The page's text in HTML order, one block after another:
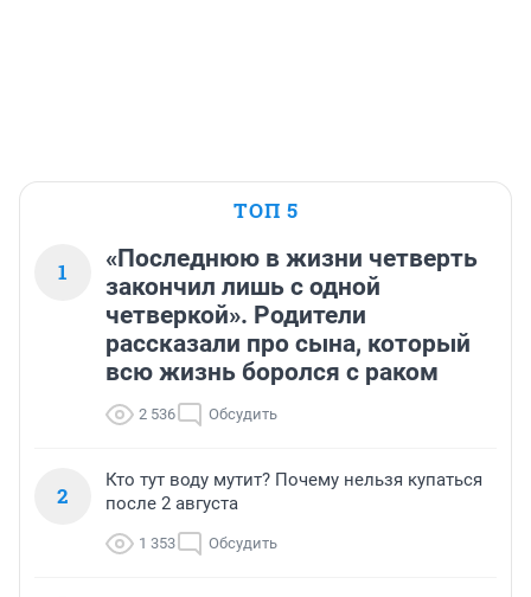
ТОП 5
1
«Последнюю в жизни четверть
закончил лишь с одной
четверкой». Родители
рассказали про сына, который
всю жизнь боролся с раком
2 536 Обсудить
2
Кто тут воду мутит? Почему нельзя купаться
после 2 августа
1 353 Обсудить